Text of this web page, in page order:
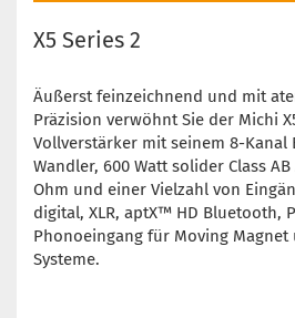
X5 Series 2
Äußerst feinzeichnend und mit
Präzision verwöhnt Sie der Michi
Vollverstärker mit seinem 8-Kanal
Wandler, 600 Watt solider Class
Ohm und einer Vielzahl von
digital, XLR, aptX™ HD Bluetooth,
Phonoeingang für Moving Magnet
Systeme.